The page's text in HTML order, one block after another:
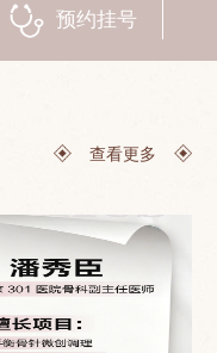
预约挂号
查看更多